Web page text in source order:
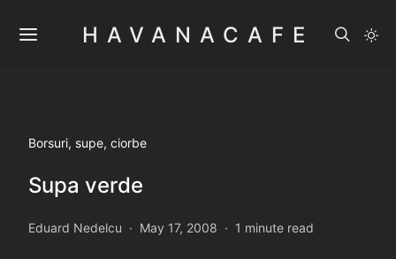
HAVANACAFE
Borsuri, supe, ciorbe
Supa verde
Eduard Nedelcu May 17, 2008 1 minute read